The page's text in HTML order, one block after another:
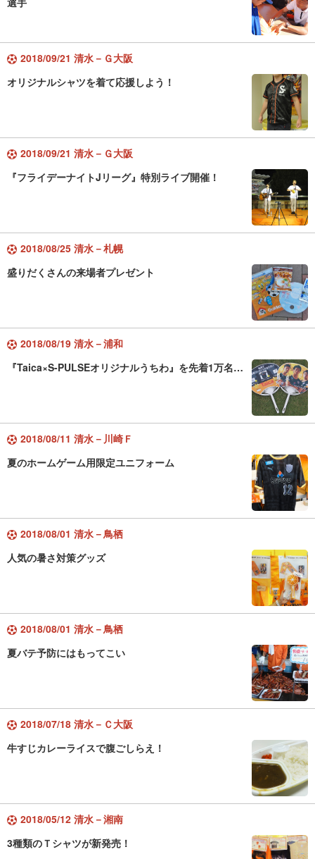
2018/09/21 清水－Ｇ大阪
オリジナルシャツを着て応援しよう！
2018/09/21 清水－Ｇ大阪
『フライデーナイトJリーグ』特別ライブ開催！
2018/08/25 清水－札幌
盛りだくさんの来場者プレゼント
2018/08/19 清水－浦和
『Taica×S-PULSEオリジナルうちわ』を先着1万名…
2018/08/11 清水－川崎Ｆ
夏のホームゲーム用限定ユニフォーム
2018/08/01 清水－鳥栖
人気の暑さ対策グッズ
2018/08/01 清水－鳥栖
夏バテ予防にはもってこい
2018/07/18 清水－Ｃ大阪
牛すじカレーライスで腹ごしらえ！
2018/05/12 清水－湘南
3種類のＴシャツが新発売！